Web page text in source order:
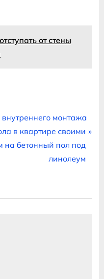
от стены
монтажа
в квартире своими
на бетонный пол под
линолеум